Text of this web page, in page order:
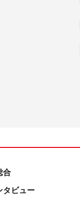
合
タビュー